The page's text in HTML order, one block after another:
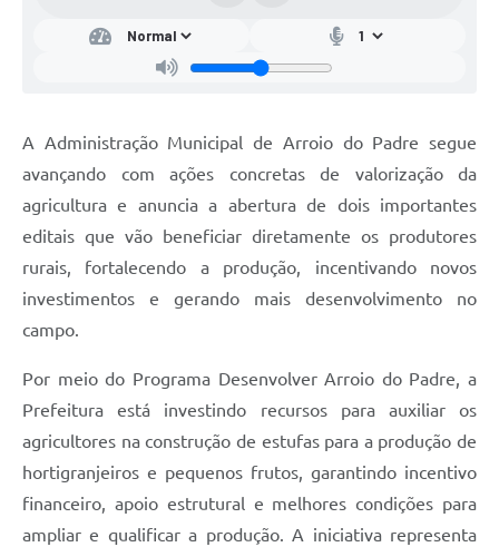
A Administração Municipal de Arroio do Padre segue
avançando com ações concretas de valorização da
agricultura e anuncia a abertura de dois importantes
editais que vão beneficiar diretamente os produtores
rurais, fortalecendo a produção, incentivando novos
investimentos e gerando mais desenvolvimento no
campo.
Por meio do Programa Desenvolver Arroio do Padre, a
Prefeitura está investindo recursos para auxiliar os
agricultores na construção de estufas para a produção de
hortigranjeiros e pequenos frutos, garantindo incentivo
financeiro, apoio estrutural e melhores condições para
ampliar e qualificar a produção. A iniciativa representa